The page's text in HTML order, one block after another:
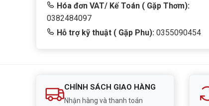
Hóa đơn VAT/ Kế Toán ( Gặp Thơm):
0382484097
Hỗ trợ kỹ thuật ( Gặp Phu): 0355090454
CHÍNH SÁCH GIAO HÀNG
Nhận hàng và thanh toán